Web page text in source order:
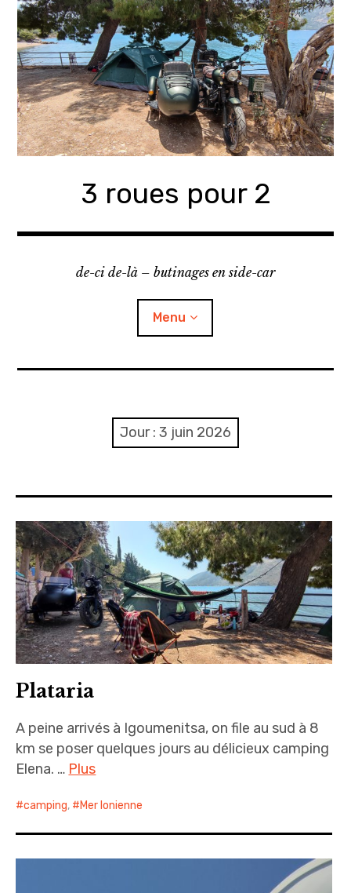
Accéder
contenu
principal
3 roues pour 2
de-ci de-là – butinages en side-car
Menu
Confidentialité
Itinéraire(s)
Side-car(s)
Jour : 3 juin 2026
Plataria
A peine arrivés à Igoumenitsa, on file au sud à 8
km se poser quelques jours au délicieux camping
Elena. … Plus
camping, Mer Ionienne